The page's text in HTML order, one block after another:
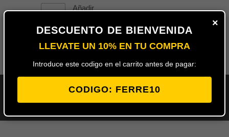
Añadir
carrito
© 2024 - 2026 Ferretería Los Ángeles
Con la tecnología deWebador
×
DESCUENTO DE BIENVENIDA
LLEVATE UN 10% EN TU COMPRA
Introduce este codigo en el carrito antes de pagar:
CODIGO: FERRE10